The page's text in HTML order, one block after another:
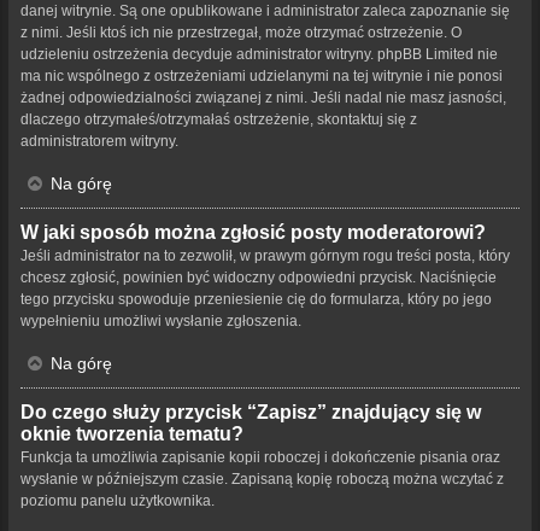
danej witrynie. Są one opublikowane i administrator zaleca zapoznanie się
z nimi. Jeśli ktoś ich nie przestrzegał, może otrzymać ostrzeżenie. O
udzieleniu ostrzeżenia decyduje administrator witryny. phpBB Limited nie
ma nic wspólnego z ostrzeżeniami udzielanymi na tej witrynie i nie ponosi
żadnej odpowiedzialności związanej z nimi. Jeśli nadal nie masz jasności,
dlaczego otrzymałeś/otrzymałaś ostrzeżenie, skontaktuj się z
administratorem witryny.
Na górę
W jaki sposób można zgłosić posty moderatorowi?
Jeśli administrator na to zezwolił, w prawym górnym rogu treści posta, który
chcesz zgłosić, powinien być widoczny odpowiedni przycisk. Naciśnięcie
tego przycisku spowoduje przeniesienie cię do formularza, który po jego
wypełnieniu umożliwi wysłanie zgłoszenia.
Na górę
Do czego służy przycisk “Zapisz” znajdujący się w
oknie tworzenia tematu?
Funkcja ta umożliwia zapisanie kopii roboczej i dokończenie pisania oraz
wysłanie w późniejszym czasie. Zapisaną kopię roboczą można wczytać z
poziomu panelu użytkownika.